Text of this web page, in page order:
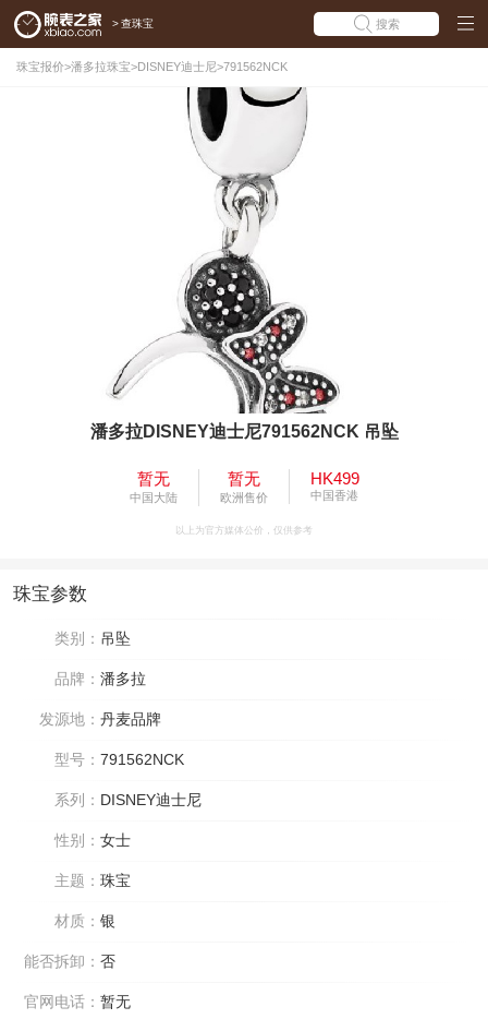
> 查珠宝 搜索
珠宝报价>潘多拉珠宝>DISNEY迪士尼>791562NCK
潘多拉DISNEY迪士尼791562NCK 吊坠
暂无
中国大陆
暂无
欧洲售价
HK499
中国香港
以上为官方媒体公价，仅供参考
珠宝参数
类别： 吊坠
品牌： 潘多拉
发源地： 丹麦品牌
型号： 791562NCK
系列： DISNEY迪士尼
性别： 女士
主题： 珠宝
材质： 银
能否拆卸： 否
官网电话： 暂无